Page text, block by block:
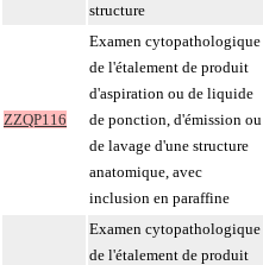
structure
ZZQP116
Examen cytopathologique
de l'étalement de produit
d'aspiration ou de liquide
de ponction, d'émission ou
de lavage d'une structure
anatomique, avec
inclusion en paraffine
Examen cytopathologique
de l'étalement de produit